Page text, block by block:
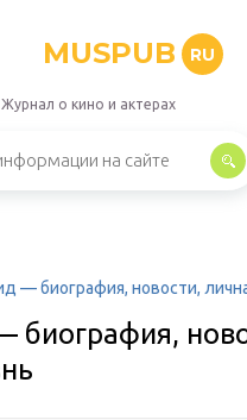
MUSPUB RU
Журнал о кино и актерах
— биография, новости,
биография,